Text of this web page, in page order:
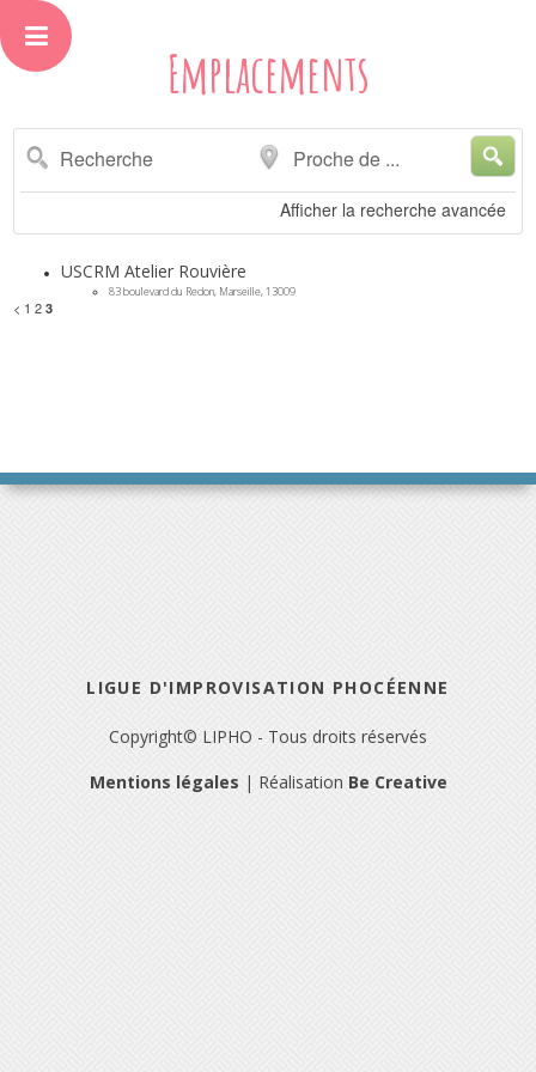
Emplacements
Recherche
Proche
de
...
Afficher la recherche avancée
USCRM Atelier Rouvière
83 boulevard du Redon, Marseille, 13009
< 1 2 3
LIGUE D'IMPROVISATION PHOCÉENNE
Copyright© LIPHO - Tous droits réservés
Mentions légales | Réalisation Be Creative